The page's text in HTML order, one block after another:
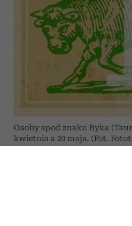
Osoby spod znaku Byka
kwietnia a 20 maja. (Fot.